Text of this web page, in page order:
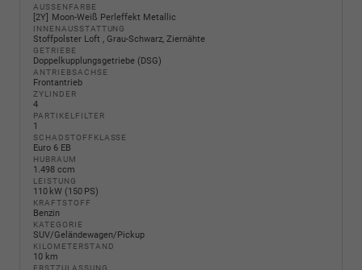
AUSSENFARBE
2Y Moon-Weiß Perleffekt Metallic
INNENAUSSTATTUNG
Stoffpolster Loft , Grau-Schwarz, Ziernähte
GETRIEBE
Doppelkupplungsgetriebe (DSG)
ANTRIEBSACHSE
Frontantrieb
ZYLINDER
4
PARTIKELFILTER
1
SCHADSTOFFKLASSE
Euro 6 EB
HUBRAUM
1.498 ccm
LEISTUNG
110 kW (150 PS)
KRAFTSTOFF
Benzin
KATEGORIE
SUV/Geländewagen/Pickup
KILOMETERSTAND
10 km